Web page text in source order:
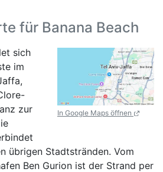
für Banana Beach
In Google Maps öffnen
sich
im
zur
übrigen Stadtstränden. Vom
Ben Gurion ist der Strand per